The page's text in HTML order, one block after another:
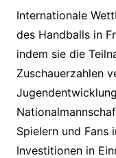
Internationale
des Handballs in
indem sie die
Zuschauerzahlen
Spielern und Fans
Investitionen in